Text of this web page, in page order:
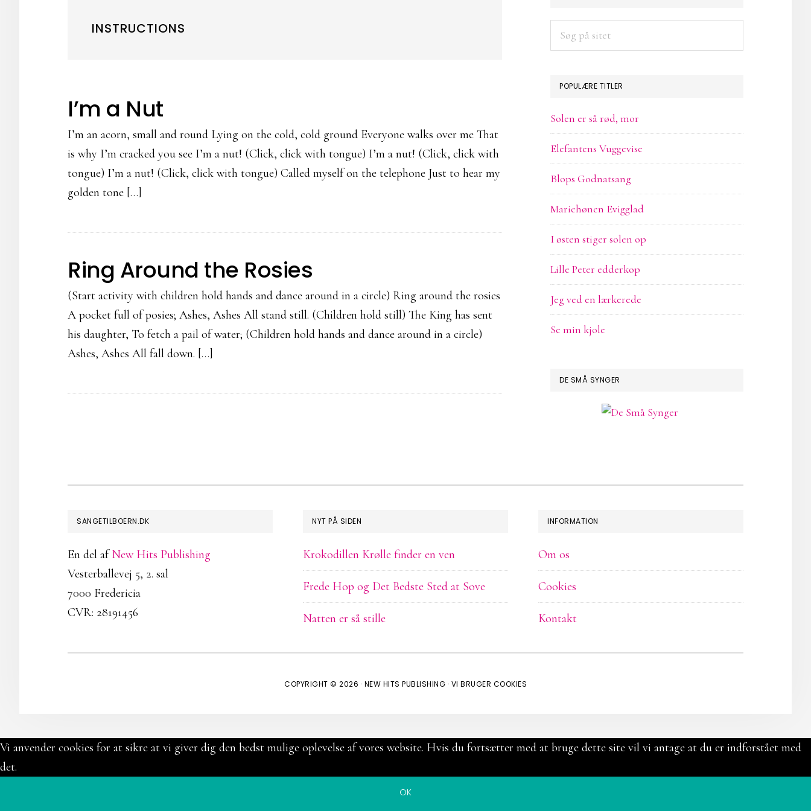
INSTRUCTIONS
I’m a Nut
I’m an acorn, small and round Lying on the cold, cold ground Everyone walks over me That
is why I’m cracked you see I’m a nut! (Click, click with tongue) I’m a nut! (Click, click with
tongue) I’m a nut! (Click, click with tongue) Called myself on the telephone Just to hear my
golden tone […]
Ring Around the Rosies
(Start activity with children hold hands and dance around in a circle) Ring around the rosies
A pocket full of posies; Ashes, Ashes All stand still. (Children hold still) The King has sent
his daughter, To fetch a pail of water; (Children hold hands and dance around in a circle)
Ashes, Ashes All fall down. […]
SIDEBAR
POPULÆRE TITLER
Solen er så rød, mor
Elefantens Vuggevise
Blops Godnatsang
Mariehønen Evigglad
I østen stiger solen op
Lille Peter edderkop
Jeg ved en lærkerede
Se min kjole
DE SMÅ SYNGER
FOOTER
SANGETILBOERN.DK
En del afNew Hits Publishing
Vesterballevej 5, 2. sal
7000 Fredericia
CVR: 28191456
NYT PÅ SIDEN
Krokodillen Krølle finder en ven
Frede Hop og Det Bedste Sted at Sove
Natten er så stille
INFORMATION
Om os
Cookies
Kontakt
COPYRIGHT © 2026 · NEW HITS PUBLISHING · VI BRUGER COOKIES
Vi anvender cookies for at sikre at vi giver dig den bedst mulige oplevelse af vores website. Hvis du fortsætter med at bruge dette site vil vi antage at du er indforstået med
det.
OK